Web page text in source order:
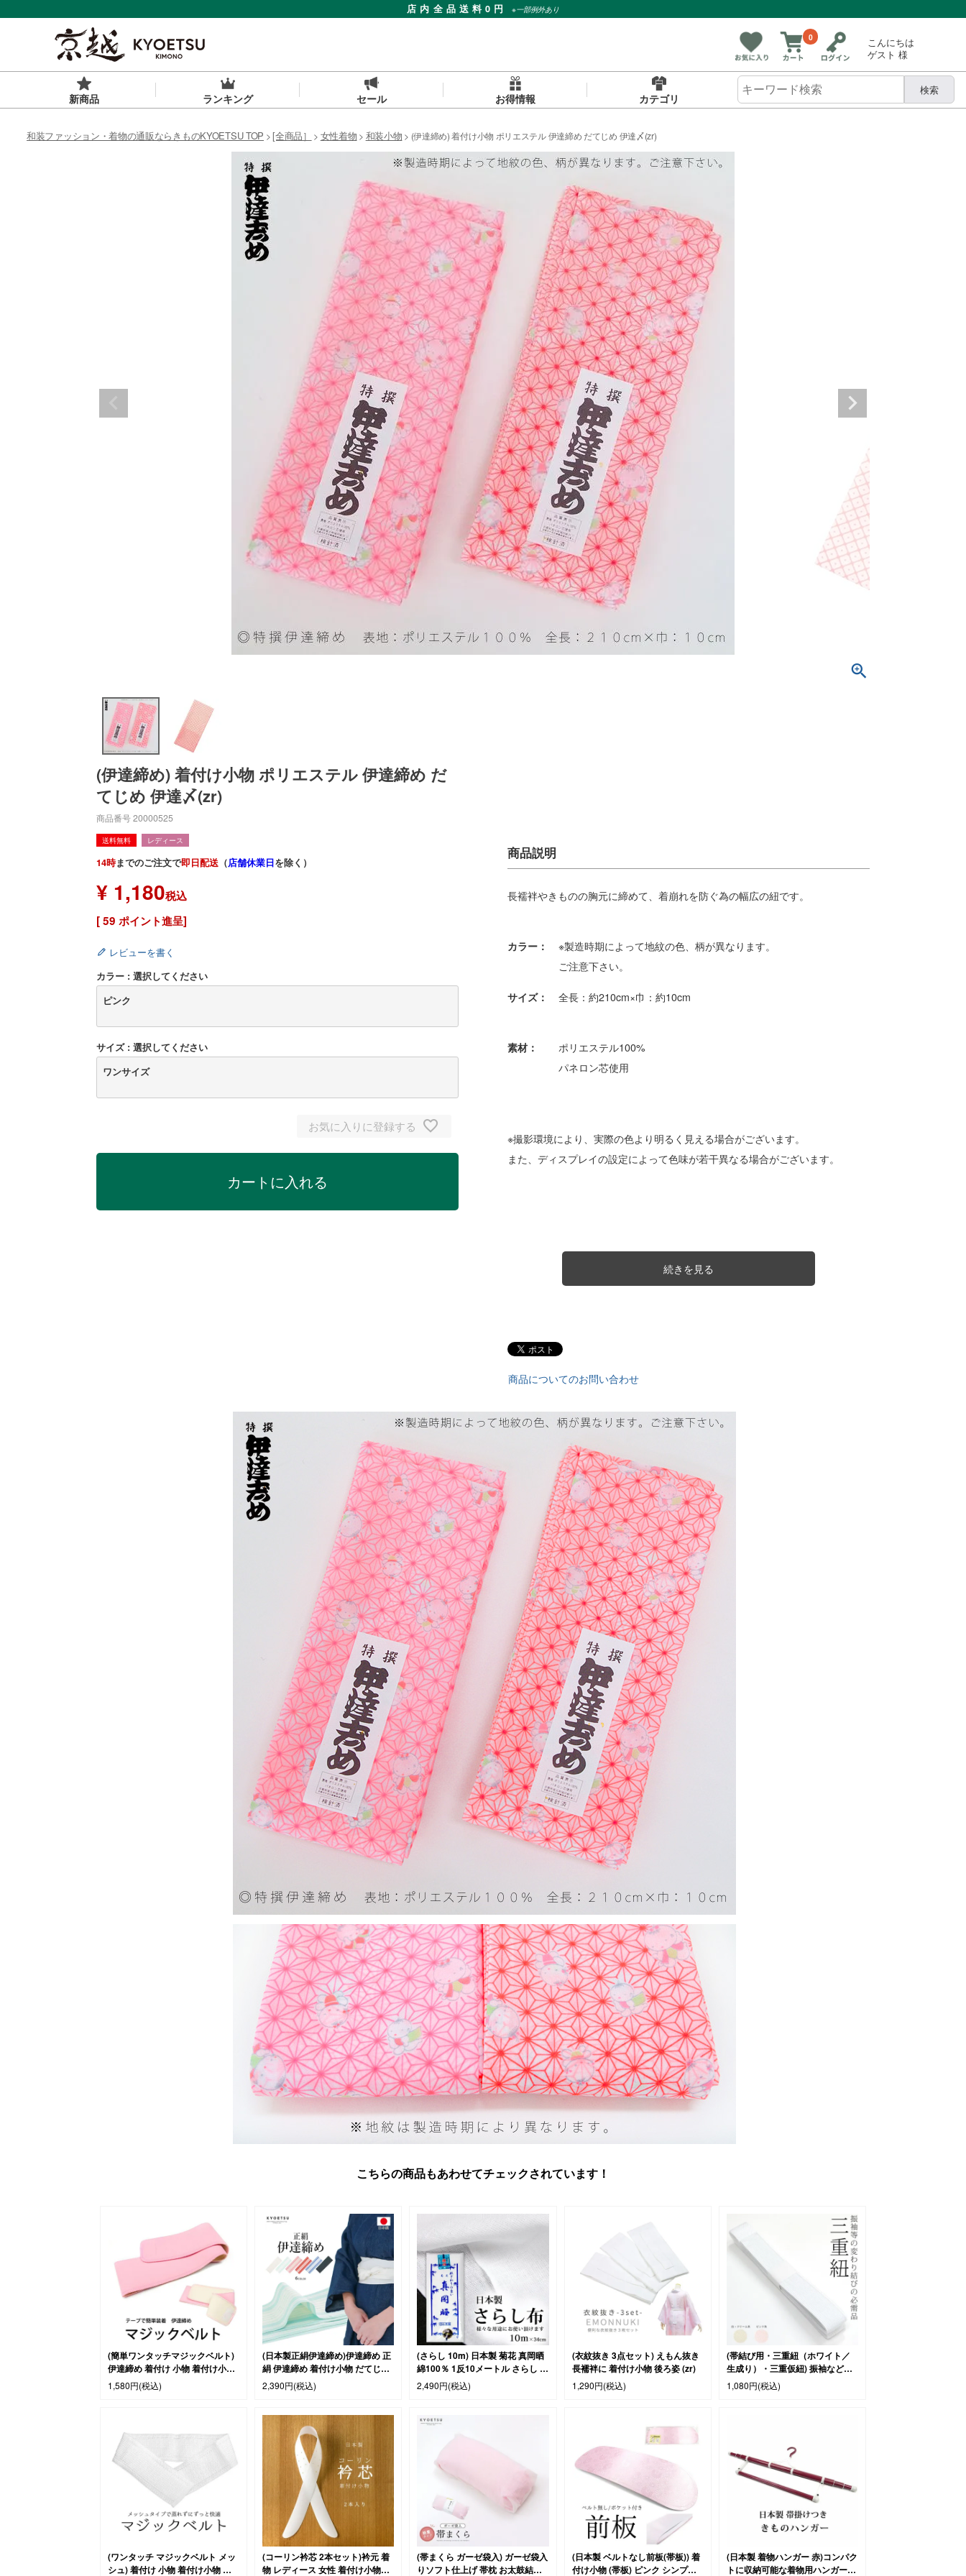
店内全品送料0円 ※一部例外あり
0
こんにちは
ゲスト 様
新商品 ランキング セール お得情報 カテゴリ
検索
和装ファッション・着物の通販ならきものKYOETSU TOP [全商品］ 女性着物 和装小物 (伊達締め) 着付け小物 ポリエステル 伊達締め だてじめ 伊達〆(zr)
(伊達締め) 着付け小物 ポリエステル 伊達締め だ
てじめ 伊達〆(zr)
商品番号 20000525
送料無料 レディース
14時までのご注文で即日配送 （店舗休業日を除く）
¥ 1,180税込
[ 59 ポイント進呈]
レビューを書く
カラー
選択してください
ピンク
サイズ
選択してください
ワンサイズ
お気に入りに登録する
カートに入れる
長襦袢やきものの胸元に締めて、着崩れを防ぐ為の幅広の紐です。
カラー：
※製造時期によって地紋の色、柄が異なります。
ご注意下さい。
サイズ： 全長：約210cm×巾：約10cm
素材：
ポリエステル100%
パネロン芯使用
※撮影環境により、実際の色より明るく見える場合がございます。
また、ディスプレイの設定によって色味が若干異なる場合がございます。
商品についてのお問い合わせ
こちらの商品もあわせてチェックされています！
(簡単ワンタッチマジックベルト)
伊達締め 着付け 小物 着付け小物
和装小物 ポリエステル ピンク(zr)
1,580円(税込)
(日本製正絹伊達締め)伊達締め 正
絹 伊達締め 着付け小物 だてじめ
伊達〆 献上柄(赤/黄/ピンク/黄緑/
青/水色)(zr)
2,390円(税込)
(さらし 10m) 日本製 菊花 真岡晒
綿100％ 1反10メートル さらし 布
(zr)
2,490円(税込)
(衣紋抜き 3点セット) えもん抜き
長襦袢に 着付け小物 後ろ姿 (zr)
1,290円(税込)
(帯結び用・三重紐（ホワイト／
生成り）・三重仮紐) 振袖などの
着付け時に、帯の変わり結び用に
(zr)
1,080円(税込)
(ワンタッチ マジックベルト メッ
シュ) 着付け 小物 着付け小物 和
(コーリン衿芯 2本セット)衿元 着
物 レディース 女性 着付け小物
(帯まくら ガーゼ袋入) ガーゼ袋入
りソフト仕上げ 帯枕 お太鼓結び
(日本製 ベルトなし前板(帯板)) 着
付け小物 (帯板) ピンク シンプル
(日本製 着物ハンガー 赤)コンパク
トに収納可能な着物用ハンガー